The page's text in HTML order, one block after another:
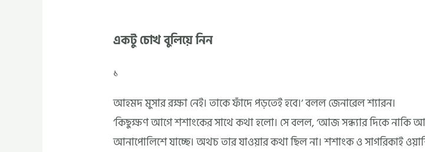
একটু চোখ বুলিয়ে নিন
১
আহমদ মুসার রক্ষা নেই। তাকে ফাঁদে পড়তেই হবে।’ বলল জেনারেল শ্যারন।
‘কিছুক্ষণ আগে শশাংকের সাথে কথা হলো। সে বলল, ‘আজ সন্ধ্যার দিকে নাকি
আনাপোলিশে যাচ্ছে। অথচ তার যাওয়ার কথা ছিল না। শশাংক ও সাগরিকাই